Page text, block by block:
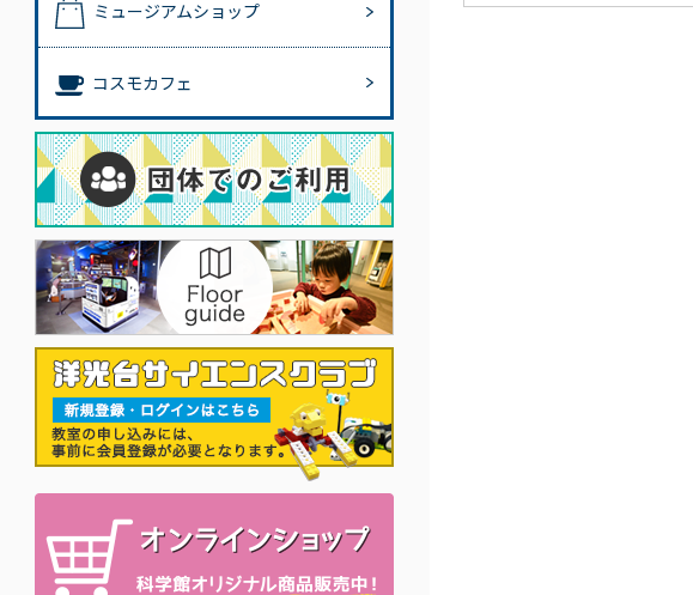
ミュージアムショップ
コスモカフェ